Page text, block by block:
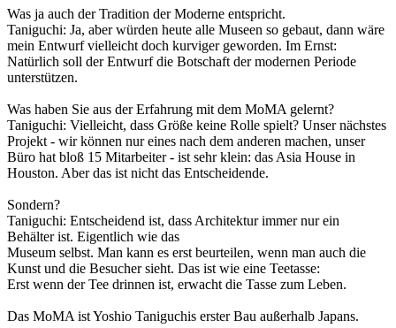
Was ja auch der Tradition der Moderne entspricht.
Taniguchi: Ja, aber würden heute alle Museen so gebaut, dann wäre
mein Entwurf vielleicht doch kurviger geworden. Im Ernst:
Natürlich soll der Entwurf die Botschaft der modernen Periode
unterstützen.
Was haben Sie aus der Erfahrung mit dem MoMA gelernt?
Taniguchi: Vielleicht, dass Größe keine Rolle spielt? Unser nächstes
Projekt - wir können nur eines nach dem anderen machen, unser
Büro hat bloß 15 Mitarbeiter - ist sehr klein: das Asia House in
Houston. Aber das ist nicht das Entscheidende.
Sondern?
Taniguchi: Entscheidend ist, dass Architektur immer nur ein
Behälter ist. Eigentlich wie das
Museum selbst. Man kann es erst beurteilen, wenn man auch die
Kunst und die Besucher sieht. Das ist wie eine Teetasse:
Erst wenn der Tee drinnen ist, erwacht die Tasse zum Leben.
Das MoMA ist Yoshio Taniguchis erster Bau außerhalb Japans.